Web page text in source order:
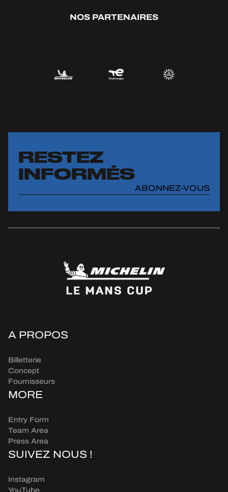
NOS PARTENAIRES
RESTEZ
INFORMÉS
ABONNEZ-VOUS
A PROPOS
Billetterie
Concept
Fournisseurs
MORE
Entry Form
Team Area
Press Area
SUIVEZ NOUS !
Instagram